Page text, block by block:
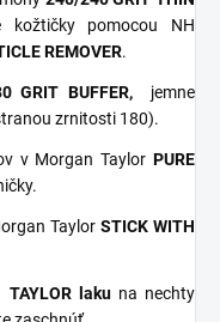
pomocou NH
REMOVER.
GRIT BUFFER,jemne
zrnitosti 180).
v Morgan Taylor PURE
TaylorSTICK WITH
TAYLOR lakuna nechty